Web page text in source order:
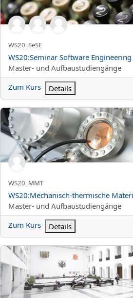
Kurzer Kursname
WS20_SeSE
Kursname
WS20:Seminar Software Engineering
Kursbereich
Master- und Aufbaustudiengänge
Zum Kurs
Details
WS20:Mechanisch-thermische
Kurzer Kursname
WS20_MMT
Kursname
WS20:Mechanisch-thermische
Kursbereich
Master- und Aufbaustudiengänge
Zum Kurs
Details
WS20:Internationales Marketing